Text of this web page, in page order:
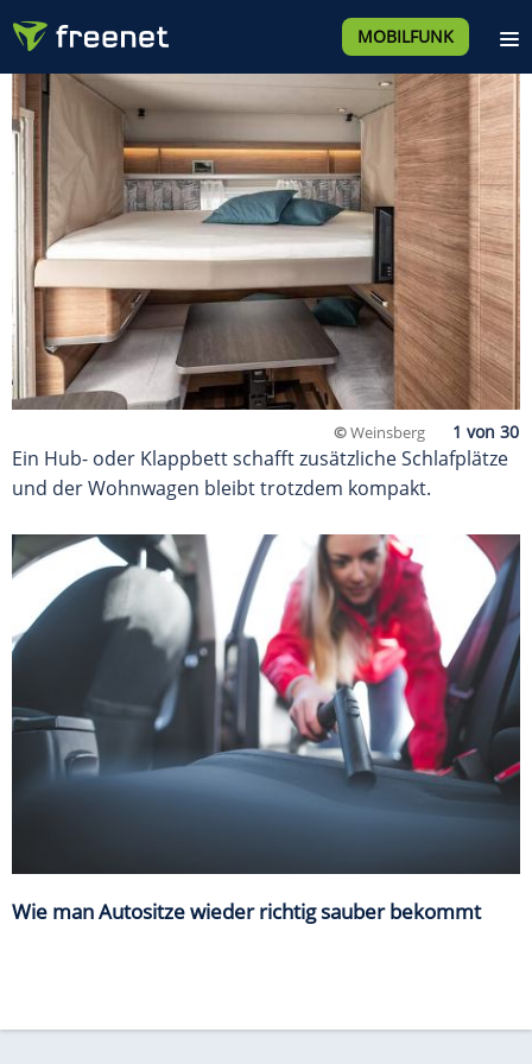
MOBILFUNK
©Weinsberg
Ein Hub- oder Klappbett schafft zusätzliche Schlafplätze
und der Wohnwagen bleibt trotzdem kompakt.
Wie man Autositze wieder richtig sauber bekommt